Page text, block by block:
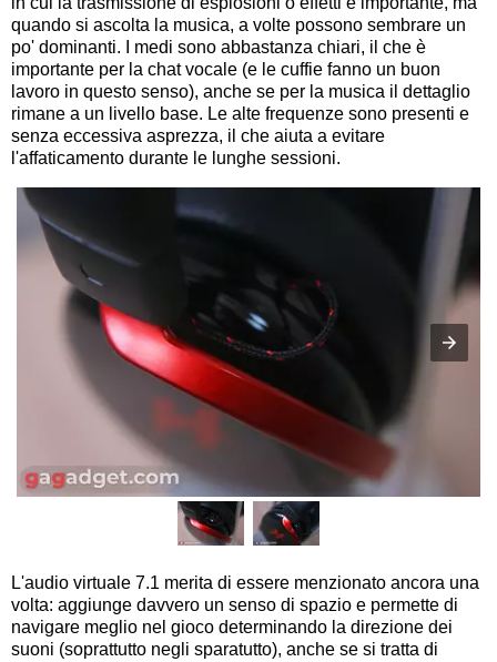
quando si ascolta la musica, a volte possono sembrare un
po' dominanti. I medi sono abbastanza chiari, il che è
importante per la chat vocale (e le cuffie fanno un buon
lavoro in questo senso), anche se per la musica il dettaglio
rimane a un livello base. Le alte frequenze sono presenti e
senza eccessiva asprezza, il che aiuta a evitare
l'affaticamento durante le lunghe sessioni.
L'audio virtuale 7.1 merita di essere menzionato ancora una
volta: aggiunge davvero un senso di spazio e permette di
navigare meglio nel gioco determinando la direzione dei
suoni (soprattutto negli sparatutto), anche se si tratta di